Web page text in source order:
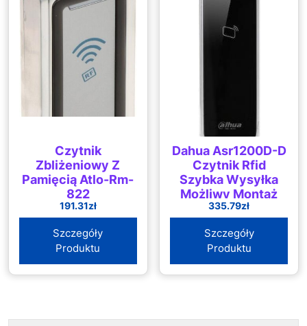
Czytnik
Zbliżeniowy Z
Pamięcią Atlo-Rm-
822
191.31zł
Szczegóły
Produktu
Dahua Asr1200D-D
Czytnik Rfid
Szybka Wysyłka
Możliwy Montaż
Upusty Dla
335.79zł
Szczegóły
Produktu